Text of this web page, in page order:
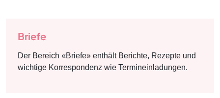
Briefe
Der Bereich «Briefe» enthält Berichte, Rezepte und
wichtige Korrespondenz wie Termineinladungen.